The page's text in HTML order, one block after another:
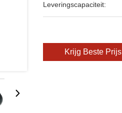
Leveringscapaciteit:
Krijg Beste Prijs